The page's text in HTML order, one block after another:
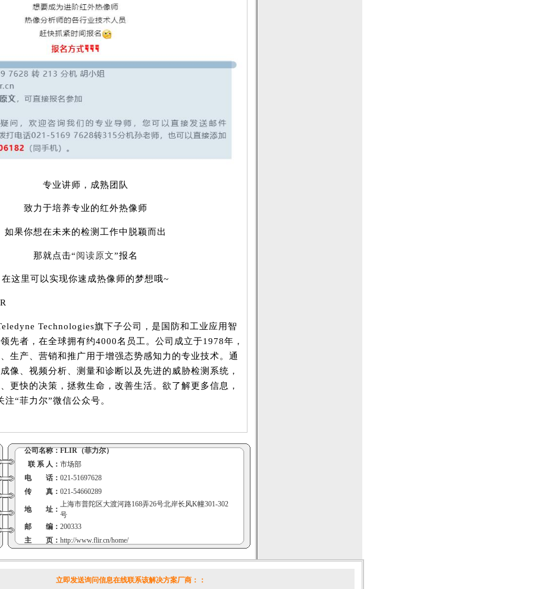
专业讲师，成熟团队
致力于培养专业的红外热像师
你想在未来的检测工作中脱颖而出
那就点击“阅读原文”报名
里可以实现你速成热像师的梦想哦~
Technologies旗下子公司，是国防和工业应用智
先者，在全球拥有约4000名员工。公司成立于1978年，
生产、营销和推广用于增强态势感知力的专业技术。通
像、视频分析、测量和诊断以及先进的威胁检测系统，
更快的决策，拯救生命，改善生活。欲了解更多信息，
注“菲力尔”微信公众号。
公司名称：FLIR（菲力尔）
联 系 人： 市场部
电 话： 021-51697628
传 真： 021-54660289
地 址：
上海市普陀区大渡河路168弄26号北岸长风K幢301-302
号
邮 编： 200333
主 页： http://www.flir.cn/home/
立即发送询问信息在线联系该解决方案厂商： ：